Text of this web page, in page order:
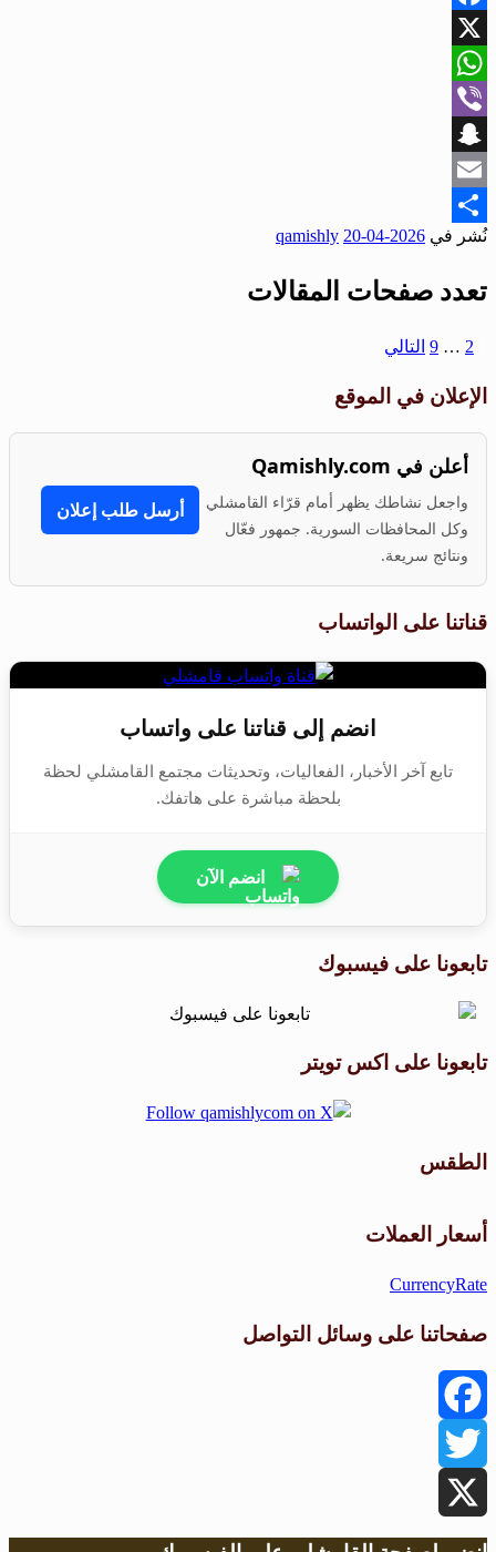
Facebook
X
WhatsApp
Viber
Snapchat
Email
Share
نُشر في 2026-04-20
qamishly
تعدد صفحات المقالات
2
…
9 التالي
الإعلان في الموقع
أعلن في Qamishly.com
واجعل نشاطك يظهر أمام قرّاء القامشلي
وكل المحافظات السورية. جمهور فعّال
ونتائج سريعة.
أرسل طلب إعلان
قناتنا على الواتساب
انضم إلى قناتنا على واتساب
تابع آخر الأخبار، الفعاليات، وتحديثات مجتمع القامشلي لحظة
بلحظة مباشرة على هاتفك.
انضم الآن
تابعونا على فيسبوك
تابعونا على اكس تويتر
الطقس
أسعار العملات
CurrencyRate
صفحاتنا على وسائل التواصل
Facebook
Twitter
X